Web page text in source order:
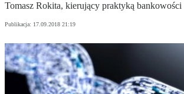
Tomasz Rokita, kierujący praktyką
Publikacja: 17.09.2018 21:19